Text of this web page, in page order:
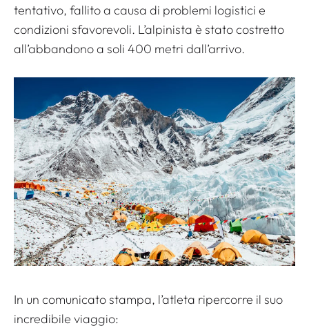
tentativo, fallito a causa di problemi logistici e
condizioni sfavorevoli. L’alpinista è stato costretto
all’abbandono a soli 400 metri dall’arrivo.
In un comunicato stampa, l’atleta ripercorre il suo
incredibile viaggio: